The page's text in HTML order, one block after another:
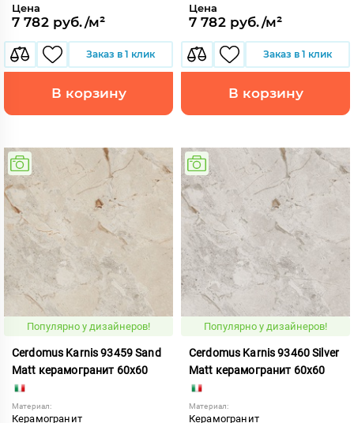
Цена
7 782 руб./м²
Заказ в 1 клик
В корзину
Цена
7 782 руб./м²
Заказ в 1 клик
В корзину
Популярно у дизайнеров!
Cerdomus Karnis 93459 Sand
Matt керамогранит 60x60
Материал:
Керамогранит
Популярно у дизайнеров!
Cerdomus Karnis 93460 Silver
Matt керамогранит 60x60
Материал:
Керамогранит